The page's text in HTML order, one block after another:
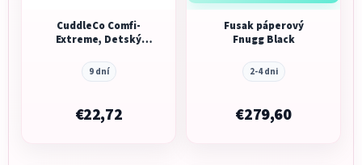
CuddleCo Comfi-
Extreme, Detský
melanž/čierna,
hviezdy
9 dní
€22,72
Fusak páperový
Fnugg Black
2-4 dni
€279,60